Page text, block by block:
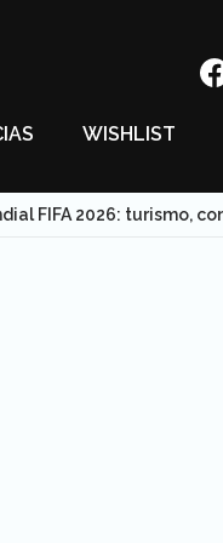
WISHLIST
FIFA 2026: turismo,